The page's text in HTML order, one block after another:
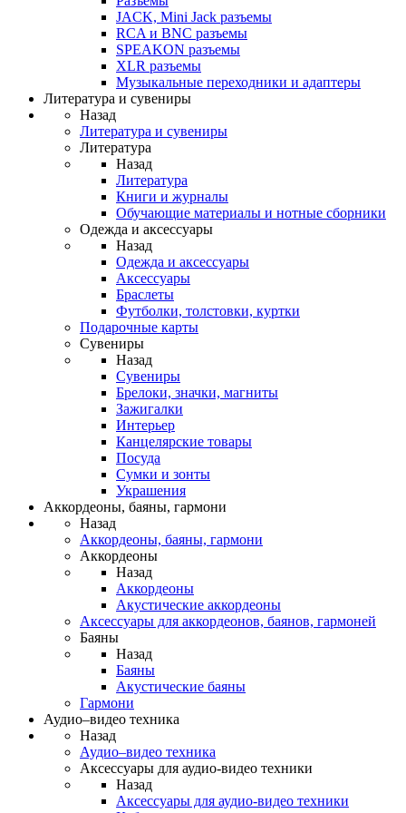
JACK, Mini Jack разъемы
RCA и BNC разъемы
SPEAKON разъемы
XLR разъемы
Музыкальные переходники и адаптеры
Литература и сувениры
Назад
Литература и сувениры
Литература
Назад
Литература
Книги и журналы
Обучающие материалы и нотные сборники
Одежда и аксессуары
Назад
Одежда и аксессуары
Аксессуары
Браслеты
Футболки, толстовки, куртки
Подарочные карты
Сувениры
Назад
Сувениры
Брелоки, значки, магниты
Зажигалки
Интерьер
Канцелярские товары
Посуда
Сумки и зонты
Украшения
Аккордеоны, баяны, гармони
Назад
Аккордеоны, баяны, гармони
Аккордеоны
Назад
Аккордеоны
Акустические аккордеоны
Аксессуары для аккордеонов, баянов, гармоней
Баяны
Назад
Баяны
Акустические баяны
Гармони
Аудио–видео техника
Назад
Аудио–видео техника
Аксессуары для аудио-видео техники
Назад
Аксессуары для аудио-видео техники